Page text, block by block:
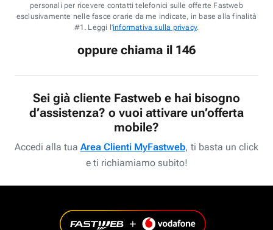
personali per ricevere contatti telefonici sulle offerte Fastweb
esclusivamente nelle fasce orarie da me indicate, in base alla finalità
#1. Leggi l'informativa sulla privacy.
oppure chiama il 146
Sei già cliente Fastweb e hai bisogno
d’assistenza? o vuoi attivare un’offerta
mobile?
Accedi alla tua Area Clienti MyFastweb, ti basta un click
e ti richiamiamo subito!